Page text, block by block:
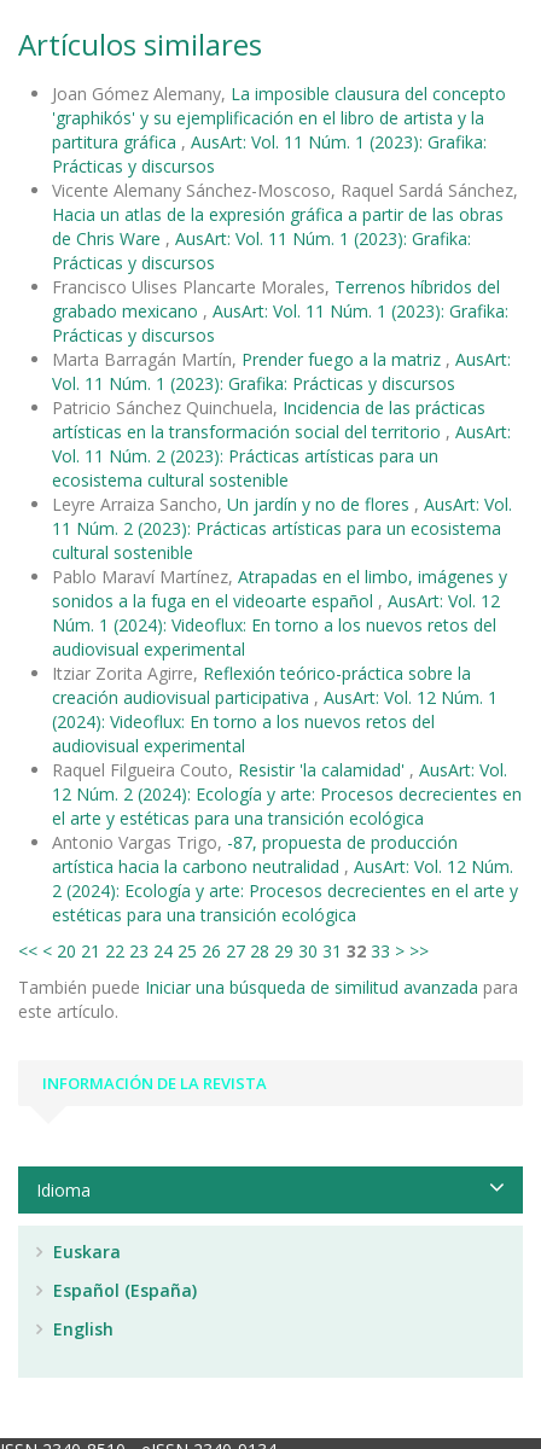
Artículos similares
Joan Gómez Alemany, La imposible clausura del concepto
'graphikós' y su ejemplificación en el libro de artista y la
partitura gráfica , AusArt: Vol. 11 Núm. 1 (2023): Grafika:
Prácticas y discursos
Vicente Alemany Sánchez-Moscoso, Raquel Sardá Sánchez,
Hacia un atlas de la expresión gráfica a partir de las obras
de Chris Ware , AusArt: Vol. 11 Núm. 1 (2023): Grafika:
Prácticas y discursos
Francisco Ulises Plancarte Morales, Terrenos híbridos del
grabado mexicano , AusArt: Vol. 11 Núm. 1 (2023): Grafika:
Prácticas y discursos
Marta Barragán Martín, Prender fuego a la matriz , AusArt:
Vol. 11 Núm. 1 (2023): Grafika: Prácticas y discursos
Patricio Sánchez Quinchuela, Incidencia de las prácticas
artísticas en la transformación social del territorio , AusArt:
Vol. 11 Núm. 2 (2023): Prácticas artísticas para un
ecosistema cultural sostenible
Leyre Arraiza Sancho, Un jardín y no de flores , AusArt: Vol.
11 Núm. 2 (2023): Prácticas artísticas para un ecosistema
cultural sostenible
Pablo Maraví Martínez, Atrapadas en el limbo, imágenes y
sonidos a la fuga en el videoarte español , AusArt: Vol. 12
Núm. 1 (2024): Videoflux: En torno a los nuevos retos del
audiovisual experimental
Itziar Zorita Agirre, Reflexión teórico-práctica sobre la
creación audiovisual participativa , AusArt: Vol. 12 Núm. 1
(2024): Videoflux: En torno a los nuevos retos del
audiovisual experimental
Raquel Filgueira Couto, Resistir 'la calamidad' , AusArt: Vol.
12 Núm. 2 (2024): Ecología y arte: Procesos decrecientes en
el arte y estéticas para una transición ecológica
Antonio Vargas Trigo, -87, propuesta de producción
artística hacia la carbono neutralidad , AusArt: Vol. 12 Núm.
2 (2024): Ecología y arte: Procesos decrecientes en el arte y
estéticas para una transición ecológica
<< < 20 21 22 23 24 25 26 27 28 29 30 31 32 33 > >>
También puede Iniciar una búsqueda de similitud avanzada para
este artículo.
INFORMACIÓN DE LA REVISTA
Idioma
Euskara
Español (España)
English